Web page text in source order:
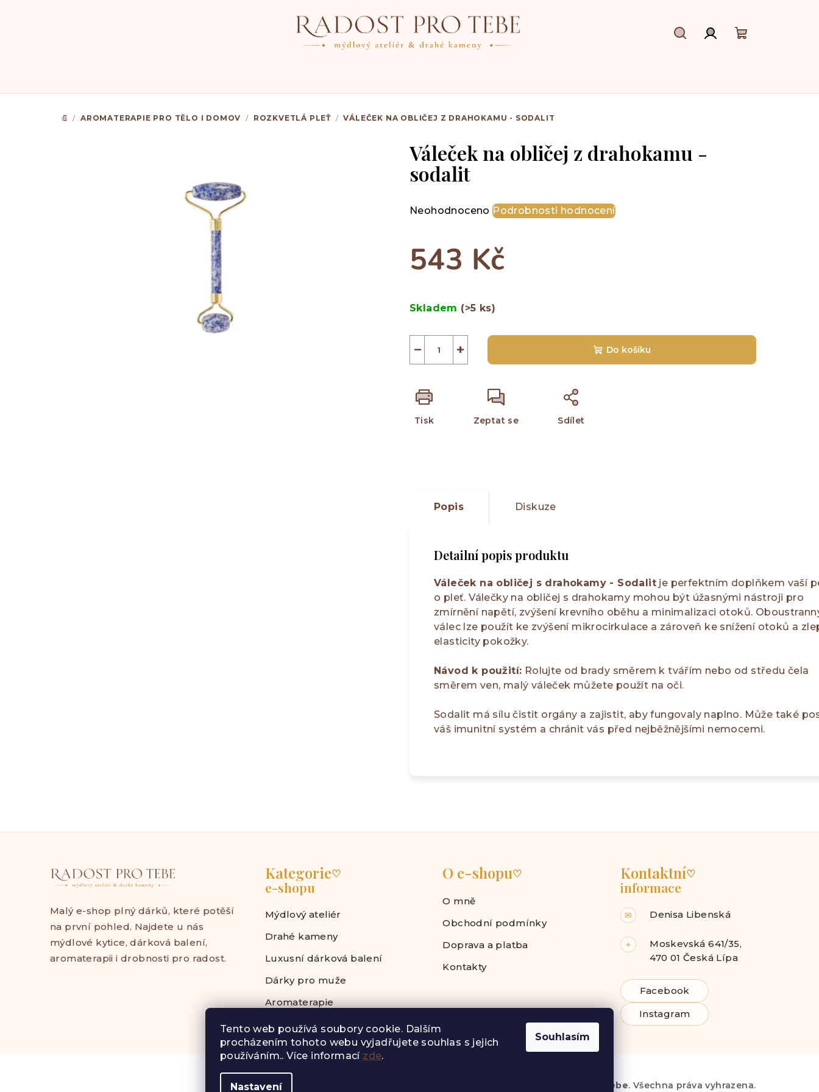
Tento web používá soubory cookie. Dalším
procházením tohoto webu vyjadřujete souhlas s jejich
používáním.. Více informací zde.
Nastavení
Souhlasím
DOMŮ
/ AROMATERAPIE PRO TĚLO I DOMOV / ROZKVETLÁ PLEŤ / VÁLEČEK NA OBLIČEJ Z DRAHOKAMU - SODALIT
Váleček na obličej z drahokamu -
sodalit
Průměrné
je
0,0
hvězdiček.
Neohodnoceno Podrobnosti hodnocení
543 Kč
cena:
Skladem (>5 ks)
+
− Do košíku
Tisk Zeptat se Sdílet
Popis Diskuze
Detailní popis produktu
Váleček na obličej s drahokamy - Sodalit je perfektním doplňkem vaší
o pleť. Válečky na obličej s drahokamy mohou být úžasnými nástroji pro
zmírnění napětí, zvýšení krevního oběhu a minimalizaci otoků.
válec lze použít ke zvýšení mikrocirkulace a zároveň ke snížení otoků a
elasticity pokožky.
Návod k použití: Rolujte od brady směrem k tvářím nebo od středu čela
směrem ven, malý váleček můžete použít na oči.
Sodalit má sílu čistit orgány a zajistit, aby fungovaly naplno. Může také
váš imunitní systém a chránit vás před nejběžnějšími nemocemi.
Malý e-shop plný dárků, které potěší
na první pohled. Najdete u nás
mýdlové kytice, dárková balení,
aromaterapii i drobnosti pro radost.
Kategorie♡
e-shopu
Mýdlový ateliér
Drahé kameny
Luxusní dárková balení
Dárky pro muže
Aromaterapie
O e-shopu♡
O mně
Obchodní podmínky
Doprava a platba
Kontakty
Kontaktní♡
informace
✉ Denisa Libenská
⌖
Moskevská 641/35,
470 01 Česká Lípa
Facebook
Instagram
Radost pro tebe. Všechna práva vyhrazena.